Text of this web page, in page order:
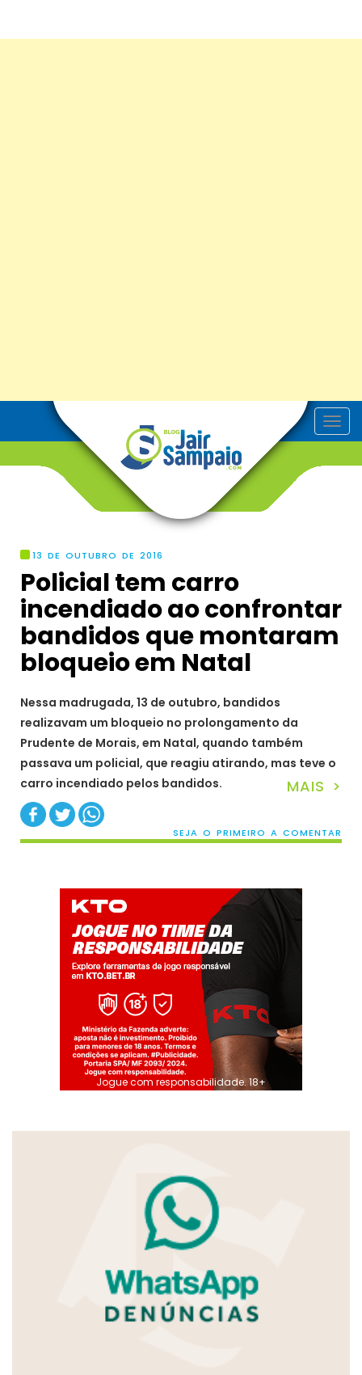
T
o
o
n
13 DE OUTUBRO DE 2016
Policial tem carro
incendiado ao confrontar
bandidos que montaram
bloqueio em Natal
Nessa madrugada, 13 de outubro, bandidos
realizavam um bloqueio no prolongamento da
Prudente de Morais, em Natal, quando também
passava um policial, que reagiu atirando, mas teve o
carro incendiado pelos bandidos.
MAIS >
SEJA O PRIMEIRO A COMENTAR
Jogue com responsabilidade. 18+